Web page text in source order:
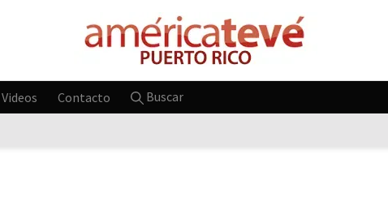
Videos Contacto Buscar